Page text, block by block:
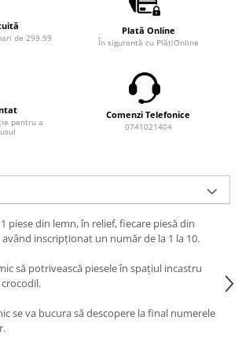
de 299.99
Plată Online
În sigurantă cu PlățiOnline
pentru a
Comenzi Telefonice
0741021404
piese din lemn, în relief, fiecare piesă din
inscripţionat un număr de la 1 la 10.
să potrivească piesele în spaţiul incastru
se va bucura să descopere la final numerele